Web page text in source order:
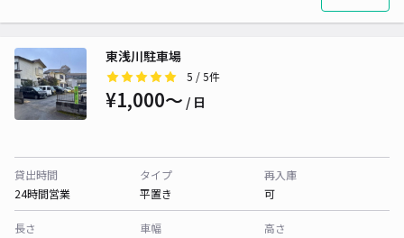
東浅川駐車場
5 / 5件
¥1,000〜 / 日
貸出時間
24時間営業
タイプ
平置き
再入庫
可
長さ
車幅
高さ